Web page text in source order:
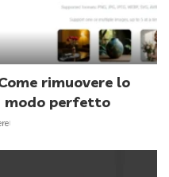
rimuovere lo
modo perfetto